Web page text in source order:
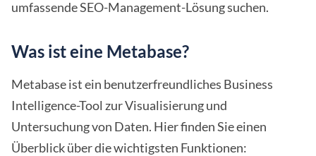
umfassende SEO-Management-Lösung suchen.
Was ist eine Metabase?
Metabase ist ein benutzerfreundliches Business
Intelligence-Tool zur Visualisierung und
Untersuchung von Daten. Hier finden Sie einen
Überblick über die wichtigsten Funktionen: